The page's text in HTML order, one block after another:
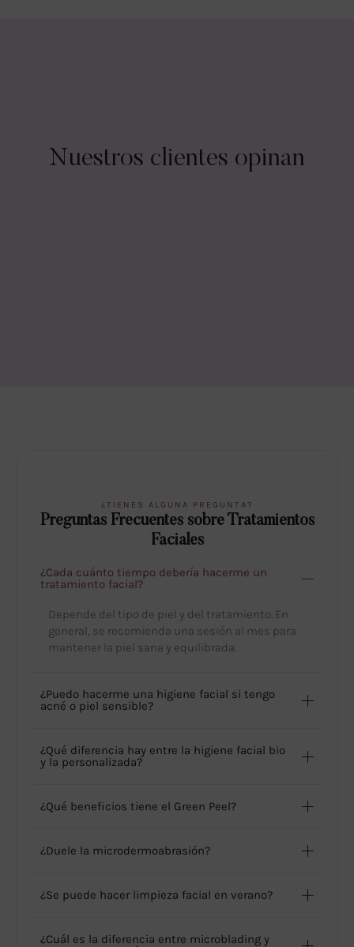
Nuestros clientes opinan
¿TIENES ALGUNA PREGUNTA?
Preguntas Frecuentes sobre Tratamientos
Faciales
¿Cada cuánto tiempo debería hacerme un
tratamiento facial?
Depende del tipo de piel y del tratamiento. En
general, se recomienda una sesión al mes para
mantener la piel sana y equilibrada.
¿Puedo hacerme una higiene facial si tengo
acné o piel sensible?
¿Qué diferencia hay entre la higiene facial bio
y la personalizada?
¿Qué beneficios tiene el Green Peel?
¿Duele la microdermoabrasión?
¿Se puede hacer limpieza facial en verano?
¿Cuál es la diferencia entre microblading y